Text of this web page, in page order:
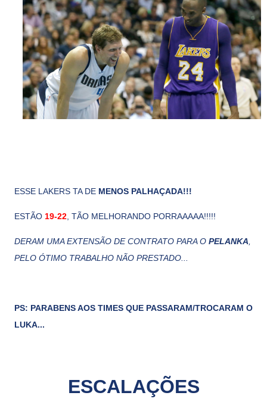
ESSE LAKERS TA DE MENOS PALHAÇADA!!!
ESTÃO 19-22 , TÃO MELHORANDO PORRAAAAA!!!!!
DERAM UMA EXTENSÃO DE CONTRATO PARA O PELANKA
PELO ÓTIMO TRABALHO NÃO PRESTADO...
PS: PARABENS AOS TIMES QUE PASSARAM/TROCARAM O
LUKA...
ESCALAÇÕES